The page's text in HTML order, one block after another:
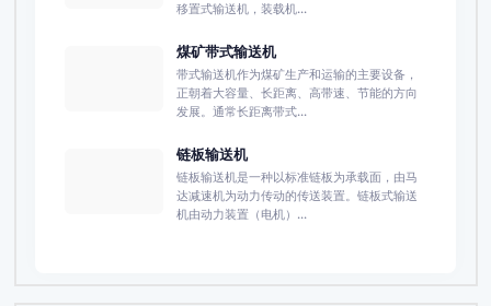
移置式输送机，装载机...
煤矿带式输送机
带式输送机作为煤矿生产和运输的主要设备，
正朝着大容量、长距离、高带速、节能的方向
发展。通常长距离带式...
链板输送机
链板输送机是一种以标准链板为承载面，由马
达减速机为动力传动的传送装置。链板式输送
机由动力装置（电机）...